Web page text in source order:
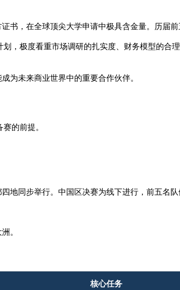
书，在全球顶尖大学申请中极具含金量。历届
，极度看重市场调研的扎实度、财务模型的合
为未来商业世界中的重要合作伙伴。
的前提。
地同步举行。中国区决赛为线下进行，前五名队
。
核心任务